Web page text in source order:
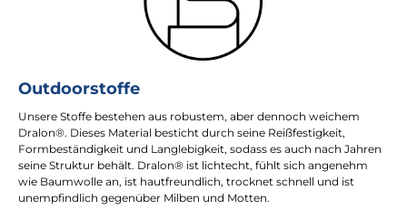
Outdoorstoffe
Unsere Stoffe bestehen aus robustem, aber dennoch weichem
Dralon®. Dieses Material besticht durch seine Reißfestigkeit,
Formbeständigkeit und Langlebigkeit, sodass es auch nach Jahren
seine Struktur behält. Dralon® ist lichtecht, fühlt sich angenehm
wie Baumwolle an, ist hautfreundlich, trocknet schnell und ist
unempfindlich gegenüber Milben und Motten.